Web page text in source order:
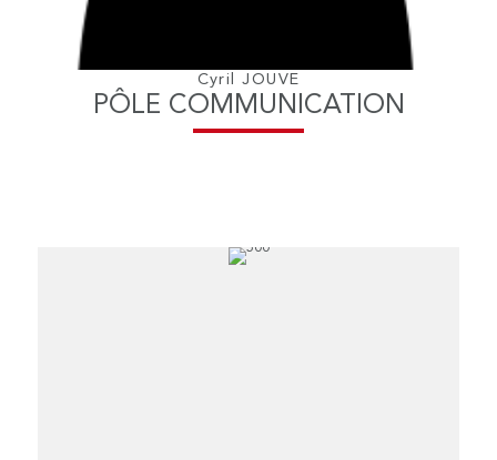
Cyril JOUVE
PÔLE COMMUNICATION